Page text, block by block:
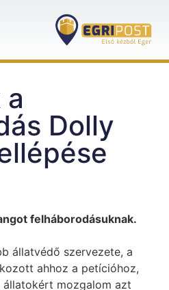
Dolly
felháborodásuknak.
állatvédő szervezete, a
ahhoz a petícióhoz,
állatokért mozgalom azt